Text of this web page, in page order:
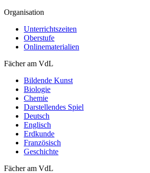
Organisation
Unterrichtszeiten
Oberstufe
Onlinematerialien
Fächer am VdL
Bildende Kunst
Biologie
Chemie
Darstellendes Spiel
Deutsch
Englisch
Erdkunde
Französisch
Geschichte
Fächer am VdL